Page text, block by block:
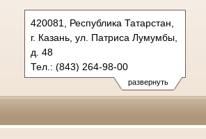
развернуть
420081, Республика Татарстан,
г. Казань, ул. Патриса Лумумбы,
д. 48
Тел.: (843) 264-98-00
sovetsky.tat@sudrf.ru